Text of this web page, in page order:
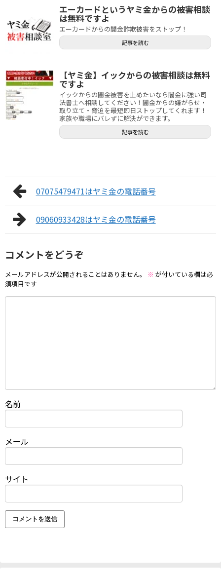
エーカードというヤミ金からの被害相談
は無料ですよ
エーカードからの闇金詐欺被害をストップ！
記事を読む
【ヤミ金】イックからの被害相談は無料
ですよ
イックからの闇金被害を止めたいなら闇金に強い司
法書士へ相談してください！闇金からの嫌がらせ・
取り立て・脅迫を最短即日ストップしてくれます！
家族や職場にバレずに解決ができます。
記事を読む
07075479471はヤミ金の電話番号
09060933428はヤミ金の電話番号
コメントをどうぞ
メールアドレスが公開されることはありません。 ※ が付いている欄は必
須項目です
名前
メール
サイト